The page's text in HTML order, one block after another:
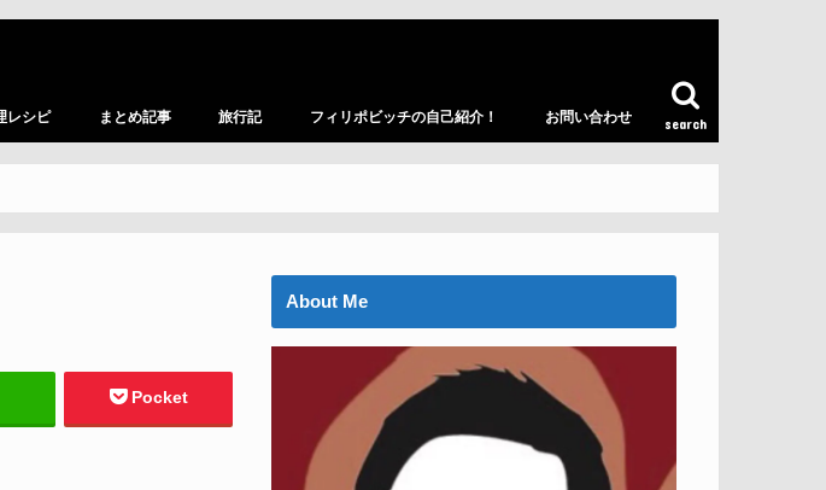
search
レシピ まとめ記事 旅行記 フィリポビッチの自己紹介！ お問い合わせ
Pocket
About Me